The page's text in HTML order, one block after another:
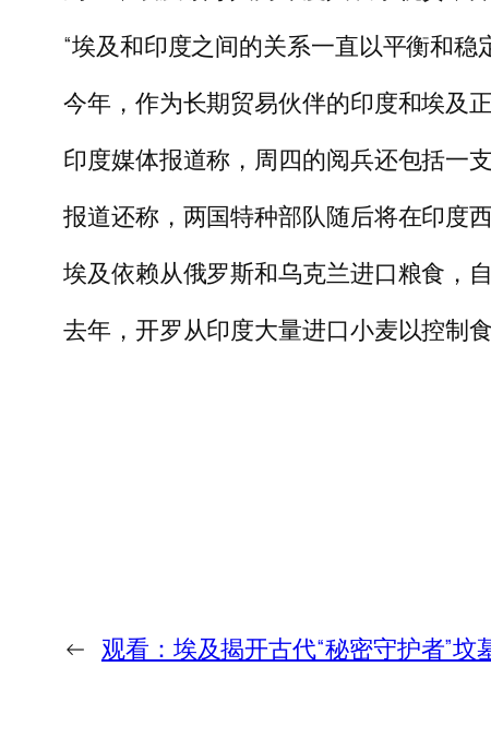
“埃及和印度之间的关系一直以平衡和稳
今年，作为长期贸易伙伴的印度和埃及
印度媒体报道称，周四的阅兵还包括一
报道还称，两国特种部队随后将在印度
埃及依赖从俄罗斯和乌克兰进口粮食，
去年，开罗从印度大量进口小麦以控制食
← 观看：埃及揭开古代“秘密守护者”